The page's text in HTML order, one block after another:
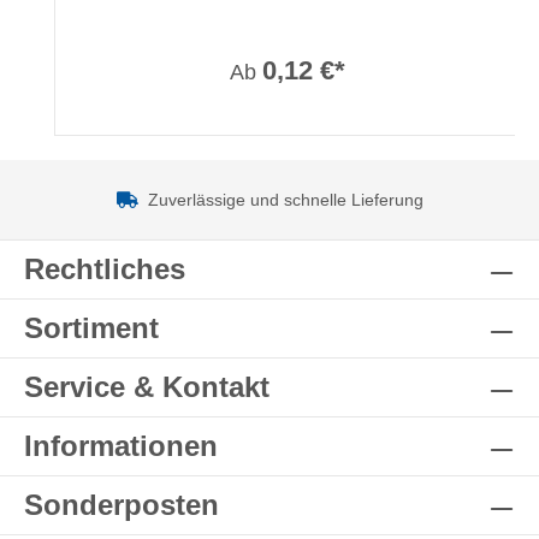
Ab 0,12 €*
Zuverlässige und schnelle Lieferung
Rechtliches
Sortiment
Service & Kontakt
Informationen
Sonderposten